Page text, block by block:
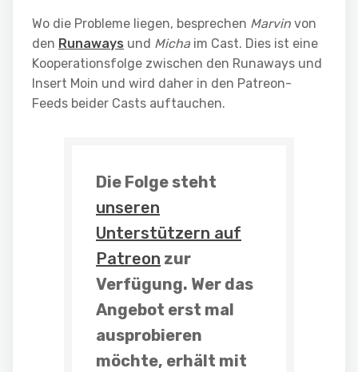
Wo die Probleme liegen, besprechen Marvin von
den Runaways und Michaim Cast. Dies ist eine
Kooperationsfolge zwischen den Runaways und
Insert Moin und wird daher in den Patreon-
Feeds beider Casts auftauchen.
Die Folge steht
unseren
Unterstützern auf
Patreon zur
Verfügung. Wer das
Angebot erst mal
ausprobieren
möchte, erhält mit